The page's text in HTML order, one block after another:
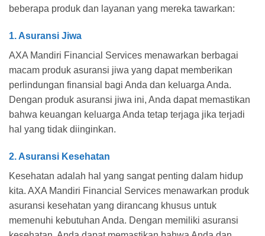
beberapa produk dan layanan yang mereka tawarkan:
1. Asuransi Jiwa
AXA Mandiri Financial Services menawarkan berbagai
macam produk asuransi jiwa yang dapat memberikan
perlindungan finansial bagi Anda dan keluarga Anda.
Dengan produk asuransi jiwa ini, Anda dapat memastikan
bahwa keuangan keluarga Anda tetap terjaga jika terjadi
hal yang tidak diinginkan.
2. Asuransi Kesehatan
Kesehatan adalah hal yang sangat penting dalam hidup
kita. AXA Mandiri Financial Services menawarkan produk
asuransi kesehatan yang dirancang khusus untuk
memenuhi kebutuhan Anda. Dengan memiliki asuransi